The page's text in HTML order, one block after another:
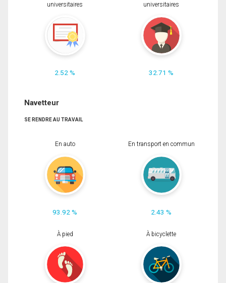
universitaires
2.52 %
universitaires
32.71 %
Navetteur
SE RENDRE AU TRAVAIL
En auto
93.92 %
En transport en commun
2.43 %
À pied À bicyclette